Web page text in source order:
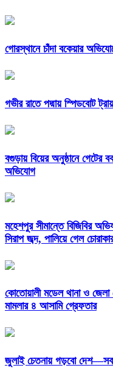
গোরস্থানে চাঁদা বকেয়ার
গভীর রাতে পদ্মায় স্পিডবোট
বগুড়ায় বিয়ের অনুষ্ঠানে গেটের
অভিযোগ
মহেশপুর সীমান্তে বিজিবির
সিরাপ জব্দ, পালিয়ে গেল
কোতোয়ালী মডেল থানা ও জেলা
মামলার ৪ আসামি গ্রেফতার
জুলাই চেতনায় গড়বো